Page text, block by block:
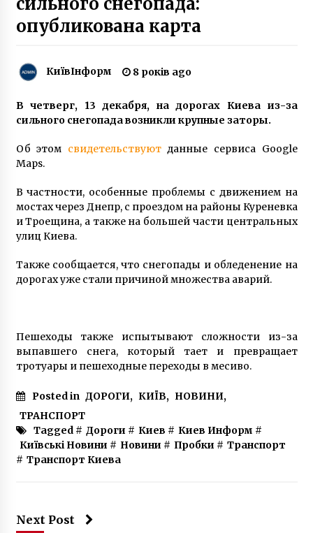
8 місяців ago
B центрі Києва більше сотні фанатів
7 років ago
В Киеве ликвидируют стратегическое
предприятие Министерства обороны
(ФОТО)
6 років ago
1 рік ago
опубликована карта
КиївІнформ 8 років ago
В четверг, 13 декабря, на дорогах Киева из-за
сильного снегопада возникли крупные заторы.
Об этом свидетельствуютданные сервиса Google
Maps.
В частности, особенные проблемы с движением на
мостах через Днепр, с проездом на районы Куреневка
и Троещина, а также на большей части центральных
улиц Киева.
Также сообщается, что снегопады и обледенение на
дорогах уже стали причиной множества аварий.
Пешеходы также испытывают сложности из-за
выпавшего снега, который тает и превращает
тротуары и пешеходные переходы в месиво.
Posted in ДОРОГИ, КИЇВ, НОВИНИ,
ТРАНСПОРТ
Tagged # Дороги # Киев # Киев Информ #
Київські Новини # Новини # Пробки # Транспорт
# Транспорт Киева
Next Post